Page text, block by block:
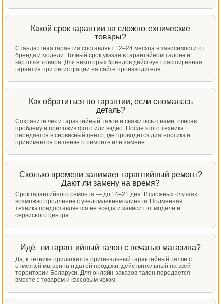
Какой срок гарантии на сложнотехнические
товары?
Стандартная гарантия составляет 12–24 месяца в зависимости от
бренда и модели. Точный срок указан в гарантийном талоне и
карточке товара. Для некоторых брендов действует расширенная
гарантия при регистрации на сайте производителя.
Как обратиться по гарантии, если сломалась
деталь?
Сохраните чек и гарантийный талон и свяжитесь с нами, описав
проблему и приложив фото или видео. После этого техника
передаётся в сервисный центр, где проводится диагностика и
принимается решение о ремонте или замене.
Сколько времени занимает гарантийный ремонт?
Дают ли замену на время?
Срок гарантийного ремонта — до 14–21 дня. В сложных случаях
возможно продление с уведомлением клиента. Подменная
техника предоставляется не всегда и зависит от модели и
сервисного центра.
Идёт ли гарантийный талон с печатью магазина?
Да, к технике прилагается оригинальный гарантийный талон с
отметкой магазина и датой продажи, действительный на всей
территории Беларуси. Для онлайн-заказов талон передаётся
вместе с товаром и кассовым чеком.